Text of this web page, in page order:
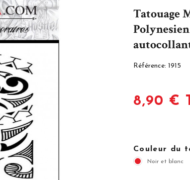
Tatouage
Référence: 1915
8,90 €
Couleur du
Noir et blanc